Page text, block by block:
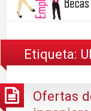
Etiqueta:
Ofertas